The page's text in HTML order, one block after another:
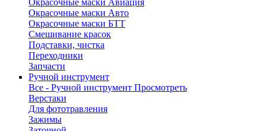
Окрасочные маски Авиация
Окрасочные маски Авто
Окрасочные маски БТТ
Смешивание красок
Подставки, чистка
Переходники
Запчасти
Ручной инструмент
Все - Ручной инструмент Просмотреть
Верстаки
Для фототравления
Зажимы